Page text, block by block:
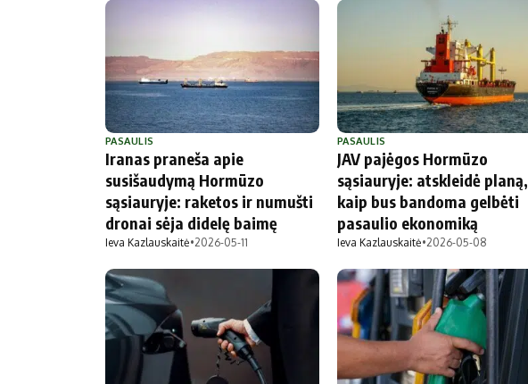
PASAULIS
Iranas praneša apie
susišaudymą Hormūzo
sąsiauryje: raketos ir numušti
dronai sėja didelę baimę
Ieva Kazlauskaitė•2026-05-11
PASAULIS
JAV pajėgos Hormūzo
sąsiauryje: atskleidė planą,
kaip bus bandoma gelbėti
pasaulio ekonomiką
Ieva Kazlauskaitė•2026-05-08